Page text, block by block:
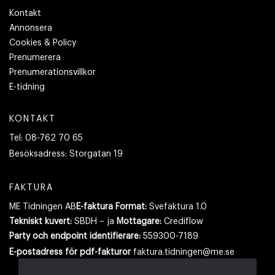
Kontakt
Annonsera
Cookies & Policy
Prenumerera
Prenumerationsvillkor
E-tidning
KONTAKT
Tel: 08-762 70 65
Besöksadress: Storgatan 19
FAKTURA
ME Tidningen AB E-faktura Format: Svefaktura 1.0
Tekniskt kuvert: SBDH – ja Mottagare: Crediflow
Party och endpoint identifierare: 559300-7189
E-postadress för pdf-fakturor faktura.tidningen@me.se